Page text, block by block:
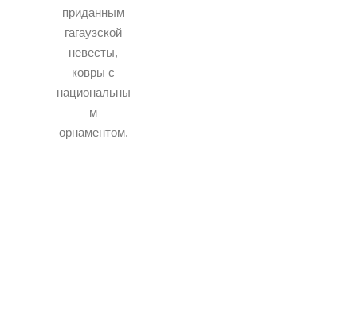
приданным
гагаузской
невесты,
ковры с
национальны
м
орнаментом.